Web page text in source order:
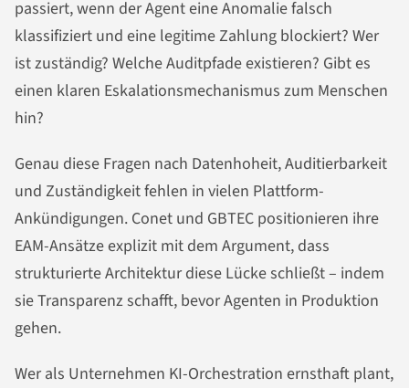
passiert, wenn der Agent eine Anomalie falsch
klassifiziert und eine legitime Zahlung blockiert? Wer
ist zuständig? Welche Auditpfade existieren? Gibt es
einen klaren Eskalationsmechanismus zum Menschen
hin?
Genau diese Fragen nach Datenhoheit, Auditierbarkeit
und Zuständigkeit fehlen in vielen Plattform-
Ankündigungen. Conet und GBTEC positionieren ihre
EAM-Ansätze explizit mit dem Argument, dass
strukturierte Architektur diese Lücke schließt – indem
sie Transparenz schafft, bevor Agenten in Produktion
gehen.
Wer als Unternehmen KI-Orchestration ernsthaft plant,